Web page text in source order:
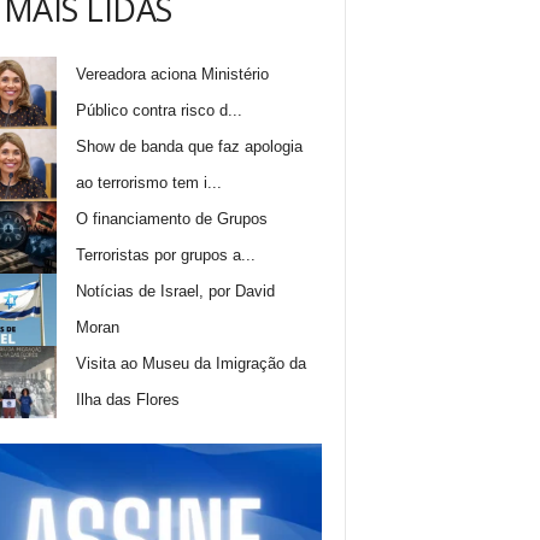
LIDAS
Vereadora aciona Ministério
Público contra risco d...
Show de banda que faz apologia
ao terrorismo tem i...
O financiamento de Grupos
Terroristas por grupos a...
Notícias de Israel, por David
Moran
Visita ao Museu da Imigração da
Ilha das Flores